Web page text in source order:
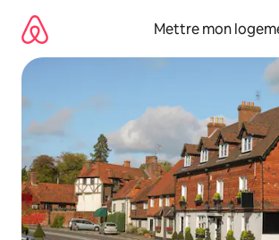
directement
contenu
Mettre mon